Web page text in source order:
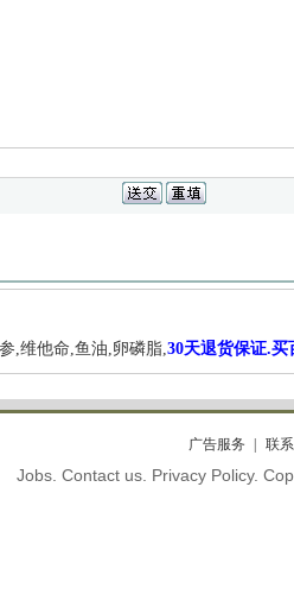
,维他命,鱼油,卵磷脂,30天退货保证.买
广告服务 联
Jobs. Contact us. Privacy Policy.